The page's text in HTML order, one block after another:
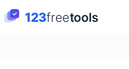
au
contenu